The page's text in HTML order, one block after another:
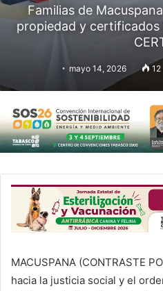
Familias de
propiedad y certificados
mayo 14, 2026 12
MACUSPANA (CONTRASTE
hacia la justicia social y el